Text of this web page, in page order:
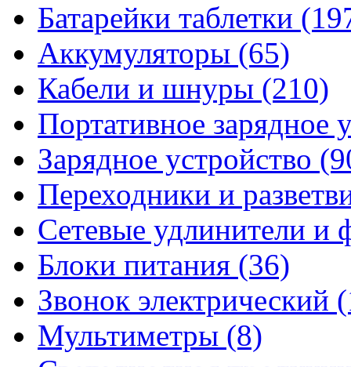
Батарейки таблетки
Аккумуляторы (65)
Кабели и шнуры (210)
Портативное зарядное
Зарядное устройство
Переходники и
Сетевые удлинители и
Блоки питания (36)
Звонок электрический
Мультиметры (8)